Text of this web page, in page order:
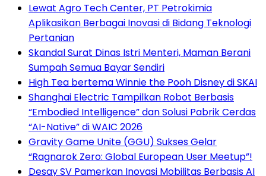
Lewat Agro Tech Center, PT Petrokimia
Aplikasikan Berbagai Inovasi di Bidang Teknologi
Pertanian
Skandal Surat Dinas Istri Menteri, Maman Berani
Sumpah Semua Bayar Sendiri
High Tea bertema Winnie the Pooh Disney di SKAI
Shanghai Electric Tampilkan Robot Berbasis
“Embodied Intelligence” dan Solusi Pabrik Cerdas
“AI-Native” di WAIC 2026
Gravity Game Unite (GGU) Sukses Gelar
“Ragnarok Zero: Global European User Meetup”!
Desay SV Pamerkan Inovasi Mobilitas Berbasis AI